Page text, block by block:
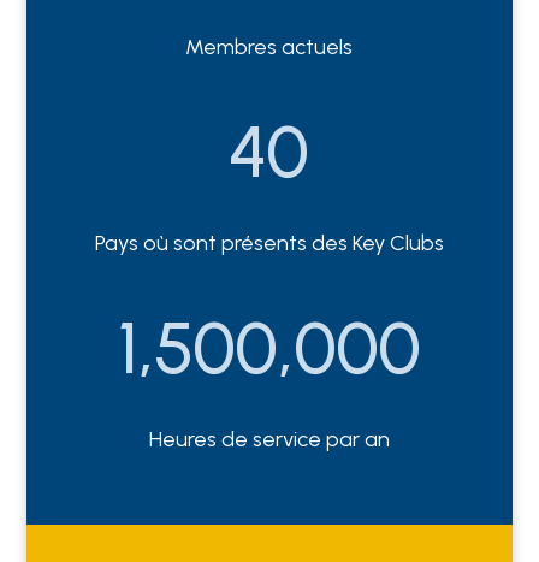
Membres actuels
40
Pays où sont présents des Key Clubs
1,500,000
Heures de service par an